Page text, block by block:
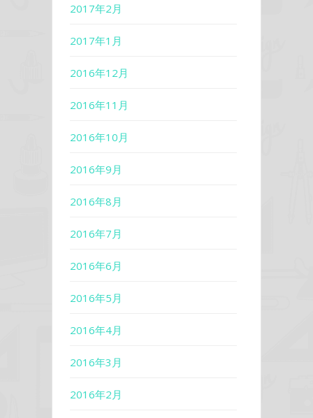
2017年2月
2017年1月
2016年12月
2016年11月
2016年10月
2016年9月
2016年8月
2016年7月
2016年6月
2016年5月
2016年4月
2016年3月
2016年2月